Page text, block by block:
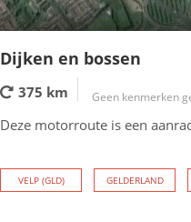
Dijken en bossen
375 km Geen kenmerken
Deze motorroute is een
VELP (GLD) GELDERLAND